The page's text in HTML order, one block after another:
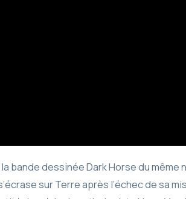
bande dessinée Dark Horse du même
sur Terre après l’échec de sa